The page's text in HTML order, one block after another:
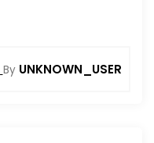
By UNKNOWN_USER